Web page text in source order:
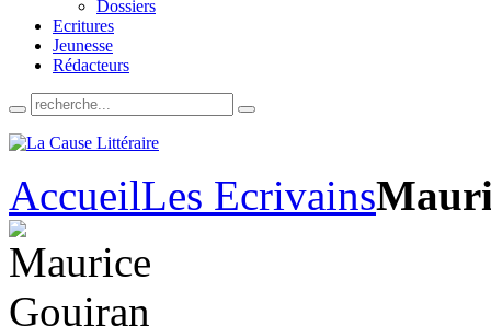
Dossiers
Ecritures
Jeunesse
Rédacteurs
AccueilLes Ecrivains